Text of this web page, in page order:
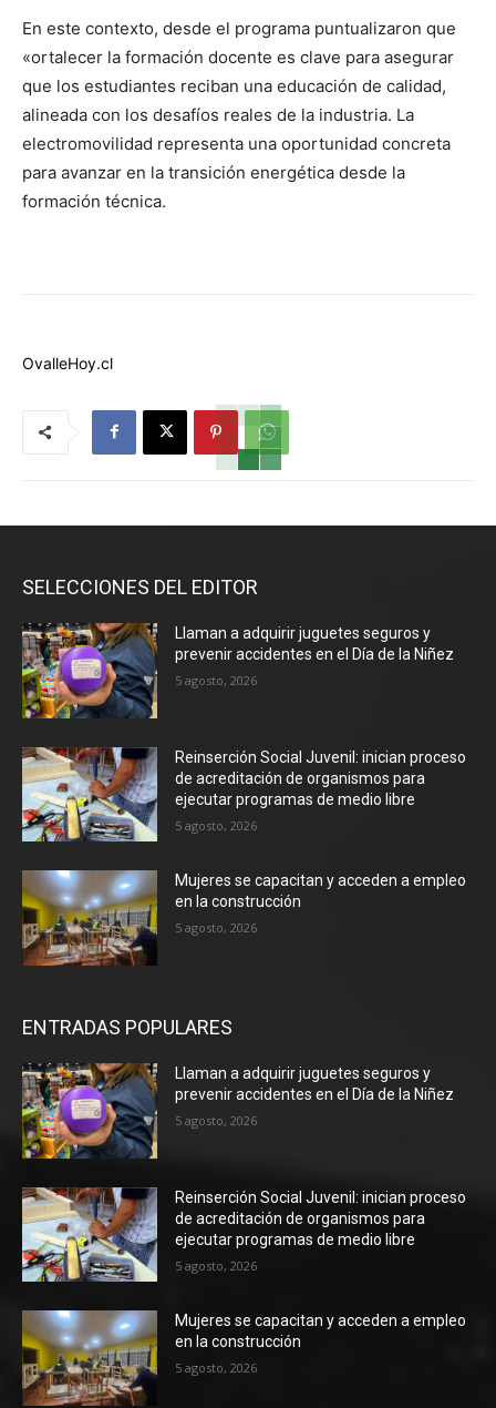
En este contexto, desde el programa puntualizaron que
«ortalecer la formación docente es clave para asegurar
que los estudiantes reciban una educación de calidad,
alineada con los desafíos reales de la industria. La
electromovilidad representa una oportunidad concreta
para avanzar en la transición energética desde la
formación técnica.
OvalleHoy.cl
SELECCIONES DEL EDITOR
Llaman a adquirir juguetes seguros y
prevenir accidentes en el Día de la Niñez
5 agosto, 2026
Reinserción Social Juvenil: inician proceso
de acreditación de organismos para
ejecutar programas de medio libre
5 agosto, 2026
Mujeres se capacitan y acceden a empleo
en la construcción
5 agosto, 2026
ENTRADAS POPULARES
Llaman a adquirir juguetes seguros y
prevenir accidentes en el Día de la Niñez
5 agosto, 2026
Reinserción Social Juvenil: inician proceso
de acreditación de organismos para
ejecutar programas de medio libre
5 agosto, 2026
Mujeres se capacitan y acceden a empleo
en la construcción
5 agosto, 2026